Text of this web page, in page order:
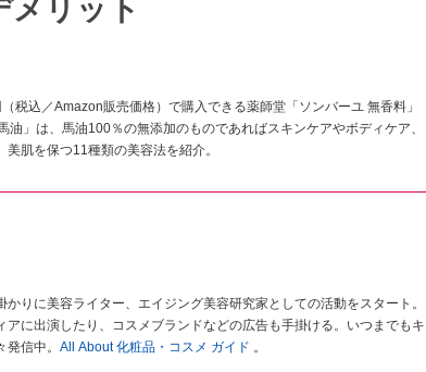
メリット
税込／Amazon販売価格）で購入できる薬師堂「ソンバーユ 無香料」
」は、馬油100％の無添加のものであればスキンケアやボディケア、
肌を保つ11種類の美容法を紹介。
りに美容ライター、エイジング美容研究家としての活動をスタート。
に出演したり、コスメブランドなどの広告も手掛ける。いつまでもキ
信中。 All About 化粧品・コスメ ガイド 。